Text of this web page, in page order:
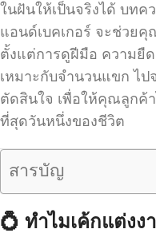
ในฝันให้เป็นจริงได้ บทค
แอนด์เบคเกอร์ จะช่วย
ตั้งแต่การดูฝีมือ ความยื
เหมาะกับจำนวนแขก ไ
ตัดสินใจ เพื่อให้คุณลูกค้
ที่สุดวันหนึ่งของชีวิต
สารบัญ
💍 ทำไมเค้กแต่ง